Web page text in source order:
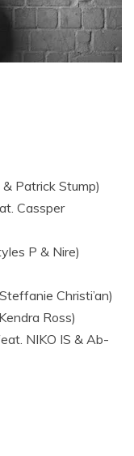
Patrick Stump)
Cassper
P & Nire)
Christi’an)
Ross)
NIKO IS & Ab-